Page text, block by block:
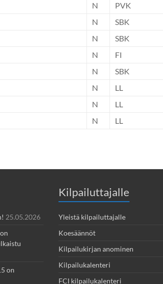
N
PVK
N
SBK
N
SBK
N
FI
N
SBK
N
LL
N
LL
N LL
25.05.2026
on
Kilpailuttajalle
Yleistä kilpailuttajalle
Koesäännöt
Kilpailukirjan anominen
Kilpailukalenteri
FCI kilpailukalenteri